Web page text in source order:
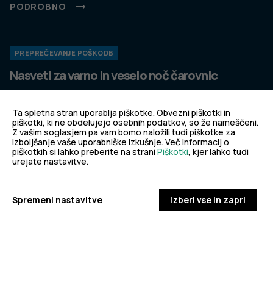
javno
zdravje
PODROBNO
PREPREČEVANJE POŠKODB
Nasveti za varno in veselo noč čarovnic
PODROBNO
NALEZLJIVE BOLEZNI
Ta spletna stran uporablja piškotke. Obvezni piškotki in
piškotki, ki ne obdelujejo osebnih podatkov, so že nameščeni.
Z vašim soglasjem pa vam bomo naložili tudi piškotke za
izboljšanje vaše uporabniške izkušnje. Več informacij o
piškotkih si lahko preberite na strani Piškotki, kjer lahko tudi
urejate nastavitve.
Spremeni nastavitve Izberi vse in zapri